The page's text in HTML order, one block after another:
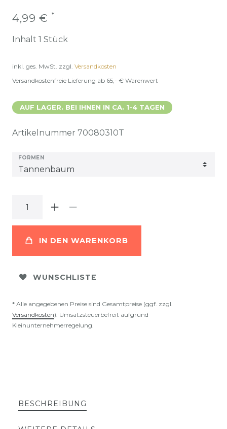
4,99 € *
Inhalt 1 Stück
inkl. ges. MwSt. zzgl. Versandkosten
Versandkostenfreie Lieferung ab 65,- € Warenwert
AUF LAGER. BEI IHNEN IN CA. 1-4 TAGEN
Artikelnummer 70080310T
FORMEN
IN DEN WARENKORB
WUNSCHLISTE
* Alle angegebenen Preise sind Gesamtpreise (ggf. zzgl.
Versandkosten). Umsatzsteuerbefreit aufgrund
Kleinunternehmerregelung.
BESCHREIBUNG